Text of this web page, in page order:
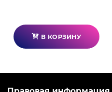
В КОРЗИНУ